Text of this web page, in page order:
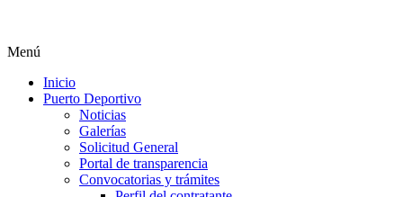
Menú
Inicio
Puerto Deportivo
Noticias
Galerías
Solicitud General
Portal de transparencia
Convocatorias y trámites